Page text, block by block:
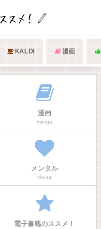
KALDI 漫画
漫画
manga
メンタル
Mental
電子書籍のススメ！